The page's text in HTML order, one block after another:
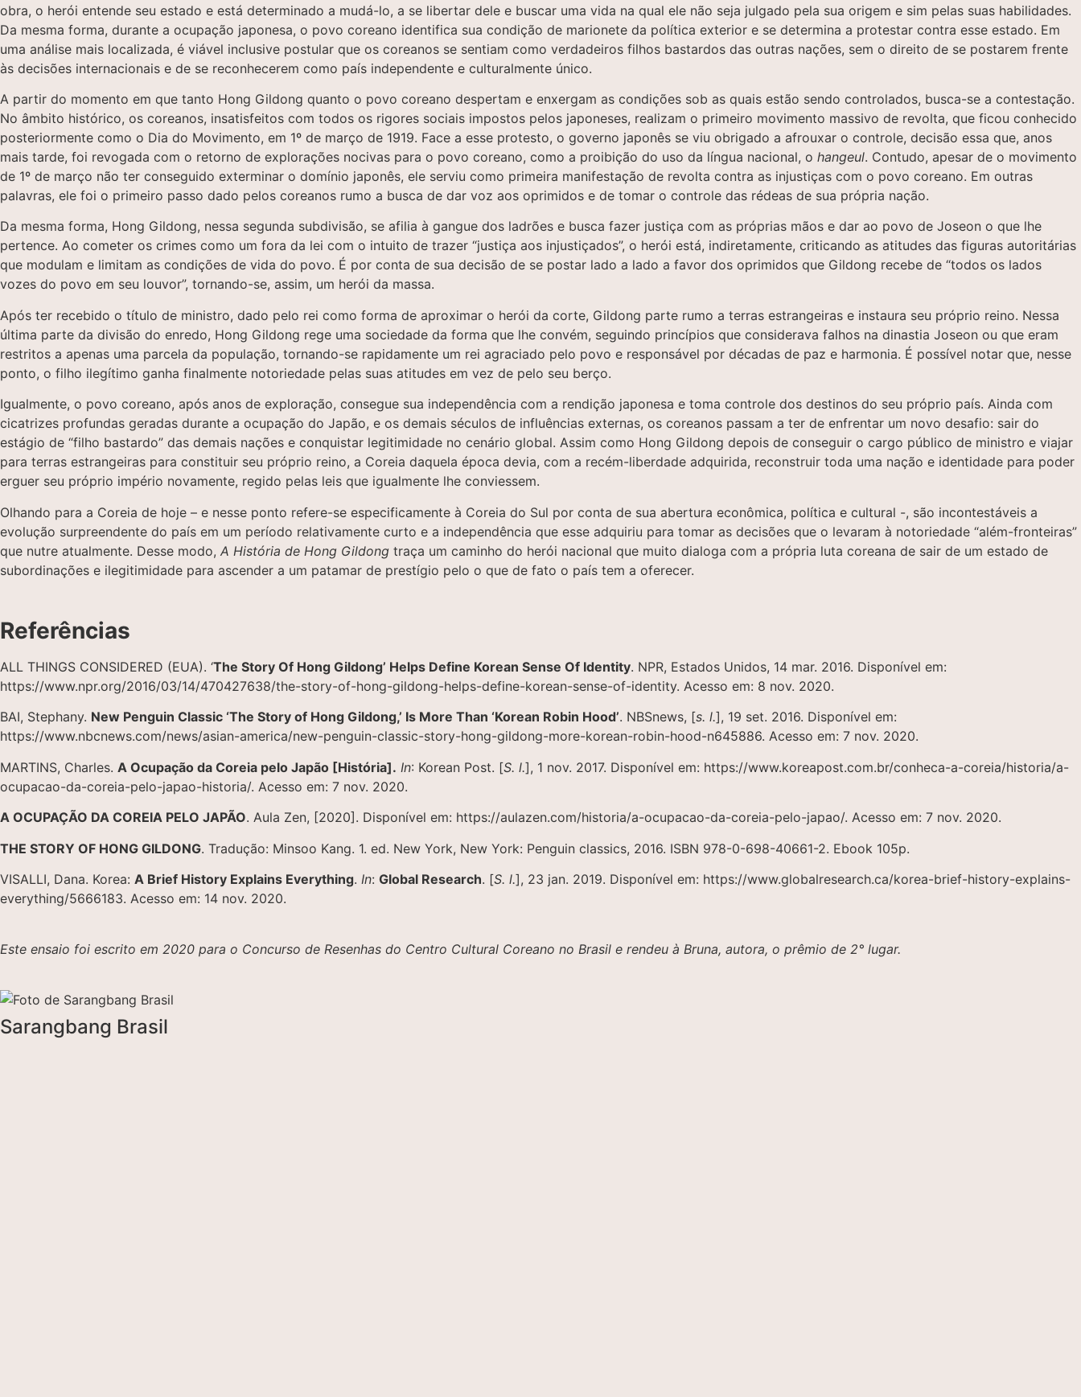
obra, o herói entende seu estado e está determinado a mudá-lo, a se libertar dele e buscar uma vida na qual ele não seja julgado pela sua origem e sim pelas suas habilidades.
Da mesma forma, durante a ocupação japonesa, o povo coreano identifica sua condição de marionete da política exterior e se determina a protestar contra esse estado. Em
uma análise mais localizada, é viável inclusive postular que os coreanos se sentiam como verdadeiros filhos bastardos das outras nações, sem o direito de se postarem frente
às decisões internacionais e de se reconhecerem como país independente e culturalmente único.
A partir do momento em que tanto Hong Gildong quanto o povo coreano despertam e enxergam as condições sob as quais estão sendo controlados, busca-se a contestação.
No âmbito histórico, os coreanos, insatisfeitos com todos os rigores sociais impostos pelos japoneses, realizam o primeiro movimento massivo de revolta, que ficou conhecido
posteriormente como o Dia do Movimento, em 1º de março de 1919. Face a esse protesto, o governo japonês se viu obrigado a afrouxar o controle, decisão essa que, anos
mais tarde, foi revogada com o retorno de explorações nocivas para o povo coreano, como a proibição do uso da língua nacional, o hangeul. Contudo, apesar de o movimento
de 1º de março não ter conseguido exterminar o domínio japonês, ele serviu como primeira manifestação de revolta contra as injustiças com o povo coreano. Em outras
palavras, ele foi o primeiro passo dado pelos coreanos rumo a busca de dar voz aos oprimidos e de tomar o controle das rédeas de sua própria nação.
Da mesma forma, Hong Gildong, nessa segunda subdivisão, se afilia à gangue dos ladrões e busca fazer justiça com as próprias mãos e dar ao povo de Joseon o que lhe
pertence. Ao cometer os crimes como um fora da lei com o intuito de trazer “justiça aos injustiçados”, o herói está, indiretamente, criticando as atitudes das figuras autoritárias
que modulam e limitam as condições de vida do povo. É por conta de sua decisão de se postar lado a lado a favor dos oprimidos que Gildong recebe de “todos os lados
vozes do povo em seu louvor”, tornando-se, assim, um herói da massa.
Após ter recebido o título de ministro, dado pelo rei como forma de aproximar o herói da corte, Gildong parte rumo a terras estrangeiras e instaura seu próprio reino. Nessa
última parte da divisão do enredo, Hong Gildong rege uma sociedade da forma que lhe convém, seguindo princípios que considerava falhos na dinastia Joseon ou que eram
restritos a apenas uma parcela da população, tornando-se rapidamente um rei agraciado pelo povo e responsável por décadas de paz e harmonia. É possível notar que, nesse
ponto, o filho ilegítimo ganha finalmente notoriedade pelas suas atitudes em vez de pelo seu berço.
Igualmente, o povo coreano, após anos de exploração, consegue sua independência com a rendição japonesa e toma controle dos destinos do seu próprio país. Ainda com
cicatrizes profundas geradas durante a ocupação do Japão, e os demais séculos de influências externas, os coreanos passam a ter de enfrentar um novo desafio: sair do
estágio de “filho bastardo” das demais nações e conquistar legitimidade no cenário global. Assim como Hong Gildong depois de conseguir o cargo público de ministro e viajar
para terras estrangeiras para constituir seu próprio reino, a Coreia daquela época devia, com a recém-liberdade adquirida, reconstruir toda uma nação e identidade para poder
erguer seu próprio império novamente, regido pelas leis que igualmente lhe conviessem.
Olhando para a Coreia de hoje – e nesse ponto refere-se especificamente à Coreia do Sul por conta de sua abertura econômica, política e cultural -, são incontestáveis a
evolução surpreendente do país em um período relativamente curto e a independência que esse adquiriu para tomar as decisões que o levaram à notoriedade “além-fronteiras”
que nutre atualmente. Desse modo, A História de Hong Gildong traça um caminho do herói nacional que muito dialoga com a própria luta coreana de sair de um estado de
subordinações e ilegitimidade para ascender a um patamar de prestígio pelo o que de fato o país tem a oferecer.
Referências
ALL THINGS CONSIDERED (EUA). ‘The Story Of Hong Gildong’ Helps Define Korean Sense Of Identity. NPR, Estados Unidos, 14 mar. 2016. Disponível em:
https://www.npr.org/2016/03/14/470427638/the-story-of-hong-gildong-helps-define-korean-sense-of-identity. Acesso em: 8 nov. 2020.
BAI, Stephany. New Penguin Classic ‘The Story of Hong Gildong,’ Is More Than ‘Korean Robin Hood’. NBSnews, [s. l.], 19 set. 2016. Disponível em:
https://www.nbcnews.com/news/asian-america/new-penguin-classic-story-hong-gildong-more-korean-robin-hood-n645886. Acesso em: 7 nov. 2020.
MARTINS, Charles. A Ocupação da Coreia pelo Japão [História]. In: Korean Post. [S. l.], 1 nov. 2017. Disponível em: https://www.koreapost.com.br/conheca-a-coreia/historia/a-
ocupacao-da-coreia-pelo-japao-historia/. Acesso em: 7 nov. 2020.
A OCUPAÇÃO DA COREIA PELO JAPÃO. Aula Zen, [2020]. Disponível em: https://aulazen.com/historia/a-ocupacao-da-coreia-pelo-japao/. Acesso em: 7 nov. 2020.
THE STORY OF HONG GILDONG. Tradução: Minsoo Kang. 1. ed. New York, New York: Penguin classics, 2016. ISBN 978-0-698-40661-2. Ebook 105p.
VISALLI, Dana. Korea: A Brief History Explains Everything. In: Global Research. [S. l.], 23 jan. 2019. Disponível em: https://www.globalresearch.ca/korea-brief-history-explains-
everything/5666183. Acesso em: 14 nov. 2020.
Este ensaio foi escrito em 2020 para o Concurso de Resenhas do Centro Cultural Coreano no Brasil e rendeu à Bruna, autora, o prêmio de 2° lugar.
Sarangbang Brasil